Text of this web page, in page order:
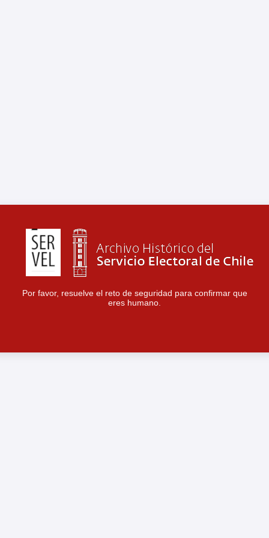
Por favor, resuelve el reto de seguridad para confirmar que
eres humano.